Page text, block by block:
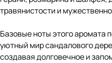
травянистости и
Базовые ноты этого аромата
уютный мир сандалового
создавая долговечное и